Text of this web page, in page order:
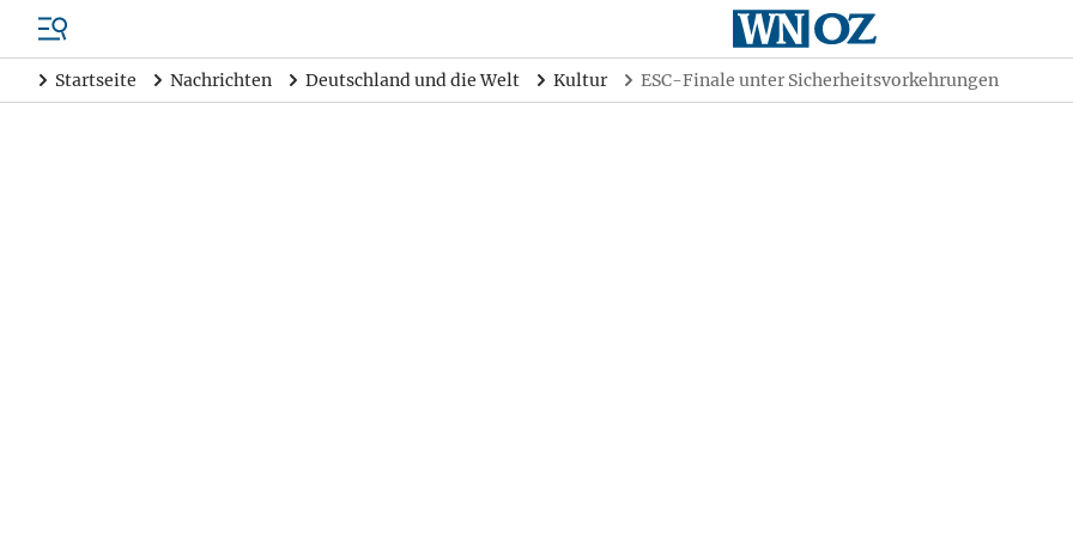
Startseite Nachrichten Deutschland und die Welt Kultur ESC-Finale unter Sicherheitsvorkehrungen